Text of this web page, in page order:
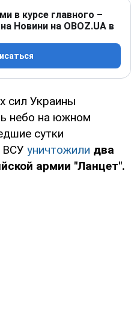
в курсе главного –
Новини на OBOZ.UA в
сил Украины
небо на южном
сутки
ВСУ уничтожили два
армии "Ланцет".